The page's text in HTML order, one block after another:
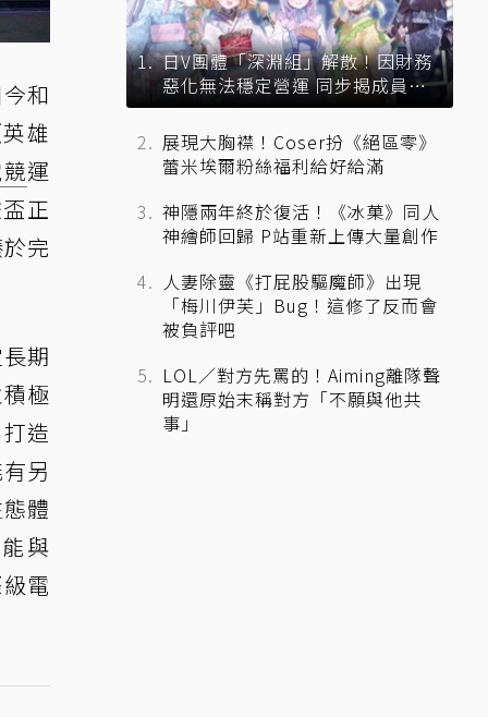
和
雄
運
正
完
期
極
造
另
體
與
電
日V團體「深淵組」解散！因財務
惡化無法穩定營運 同步揭成員未
來去向
展現大胸襟！Coser扮《絕區零》
蕾米埃爾粉絲福利給好給滿
神隱兩年終於復活！《冰菓》同人
神繪師回歸 P站重新上傳大量創作
人妻除靈《打屁股驅魔師》出現
「梅川伊芙」Bug！這修了反而會
被負評吧
LOL／對方先罵的！Aiming離隊聲
明還原始末稱對方「不願與他共
事」